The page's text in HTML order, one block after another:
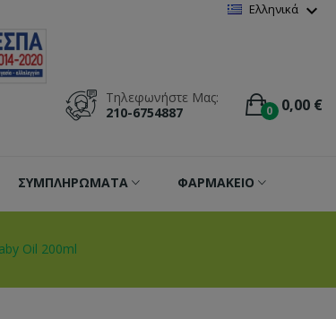
Ελληνικά expand_more
0 0,00 €
Τηλεφωνήστε Μας:
210-6754887
ΣΥΜΠΛΗΡΩΜΑΤΑ ΦΑΡΜΑΚΕΙΟ
Oil 200ml